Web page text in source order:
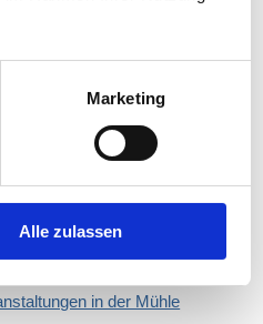
Marketing
Alle zulassen
auch andere dafür
eingeladen und die
Kinder und Jugendliche
Landesfach- ausschusses
Naturschutzjugend
In ihm finden sich z.B.
in der Mühle